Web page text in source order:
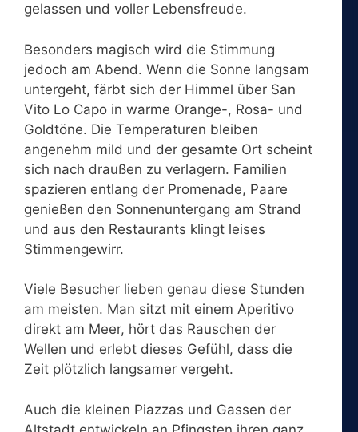
gelassen und voller Lebensfreude.
Besonders magisch wird die Stimmung
jedoch am Abend. Wenn die Sonne langsam
untergeht, färbt sich der Himmel über San
Vito Lo Capo in warme Orange-, Rosa- und
Goldtöne. Die Temperaturen bleiben
angenehm mild und der gesamte Ort scheint
sich nach draußen zu verlagern. Familien
spazieren entlang der Promenade, Paare
genießen den Sonnenuntergang am Strand
und aus den Restaurants klingt leises
Stimmengewirr.
Viele Besucher lieben genau diese Stunden
am meisten. Man sitzt mit einem Aperitivo
direkt am Meer, hört das Rauschen der
Wellen und erlebt dieses Gefühl, dass die
Zeit plötzlich langsamer vergeht.
Auch die kleinen Piazzas und Gassen der